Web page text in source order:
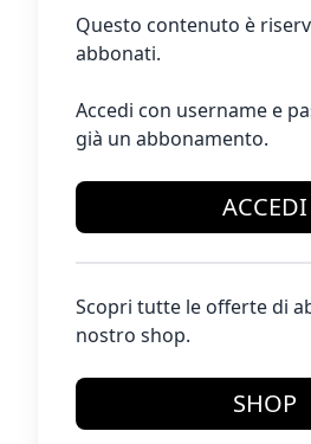
Questo contenuto è
abbonati.
Accedi con username e
già un abbonamento.
ACCEDI
Scopri tutte le offerte di
nostro shop.
SHOP